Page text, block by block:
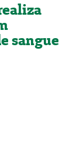
sangue